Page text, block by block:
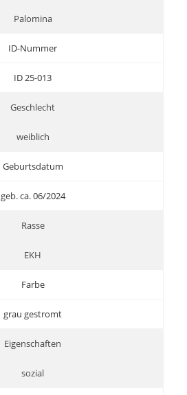
Palomina
ID-Nummer
ID 25-013
Geschlecht
weiblich
Geburtsdatum
geb. ca. 06/2024
Rasse
EKH
Farbe
grau gestromt
Eigenschaften
sozial